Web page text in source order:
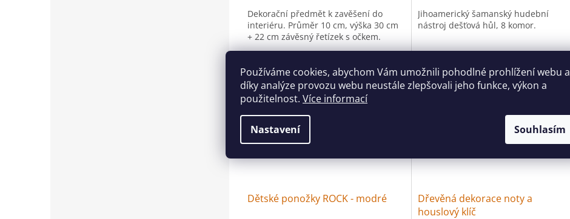
Používáme cookies, abychom Vám umožnili pohodlné prohlížení webu a
díky analýze provozu webu neustále zlepšovali jeho funkce, výkon a
použitelnost. Více informací
Nastavení Souhlasím
Dekorační předmět k zavěšení do
interiéru. Průměr 10 cm, výška 30 cm
+ 22 cm závěsný řetízek s očkem.
Jihoamerický šamanský hudební
nástroj dešťová hůl, 8 komor.
Více za méně
Dětské ponožky ROCK - modré
Více za méně
Dřevěná dekorace noty a
houslový klíč